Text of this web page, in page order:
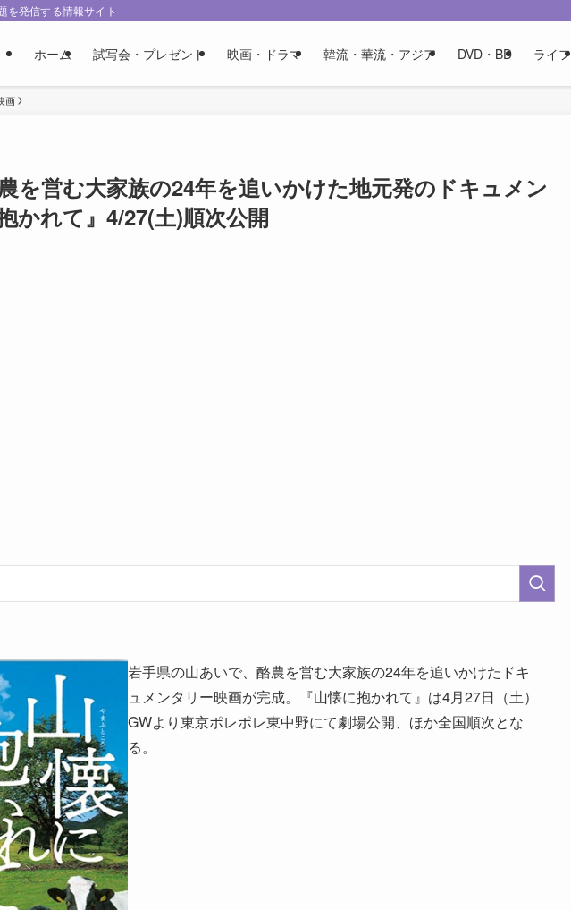
を発信する情報サイト
ホーム 試写会・プレゼント 映画・ドラマ 韓流・華流・アジア DVD・BD ライフ
画
を営む大家族の24年を追いかけた地元発のドキュメン
かれて』4/27(土)順次公開
岩手県の山あいで、酪農を営む大家族の24年を追いかけたドキ
ュメンタリー映画が完成。『山懐に抱かれて』は4月27日（土）
GWより東京ポレポレ東中野にて劇場公開、ほか全国順次とな
る。